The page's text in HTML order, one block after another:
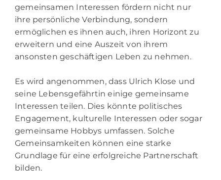
gemeinsamen Interessen fördern nicht nur
ihre persönliche Verbindung, sondern
ermöglichen es ihnen auch, ihren Horizont zu
erweitern und eine Auszeit von ihrem
ansonsten geschäftigen Leben zu nehmen.
Es wird angenommen, dass Ulrich Klose und
seine Lebensgefährtin einige gemeinsame
Interessen teilen. Dies könnte politisches
Engagement, kulturelle Interessen oder sogar
gemeinsame Hobbys umfassen. Solche
Gemeinsamkeiten können eine starke
Grundlage für eine erfolgreiche Partnerschaft
bilden.